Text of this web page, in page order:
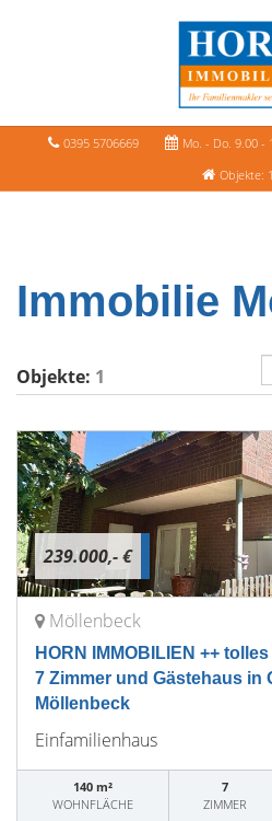
0395 5706669
Mo. - Do. 9.00 -
Objekte:
Immobilie
Objekte: 1
239.000,- €
Möllenbeck
HORN IMMOBILIEN ++
7 Zimmer und Gästehaus in
Möllenbeck
Einfamilienhaus
140 m²
WOHNFLÄCHE
7
ZIMMER